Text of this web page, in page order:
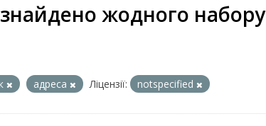
жодного набору
адреса Ліцензії: notspecified